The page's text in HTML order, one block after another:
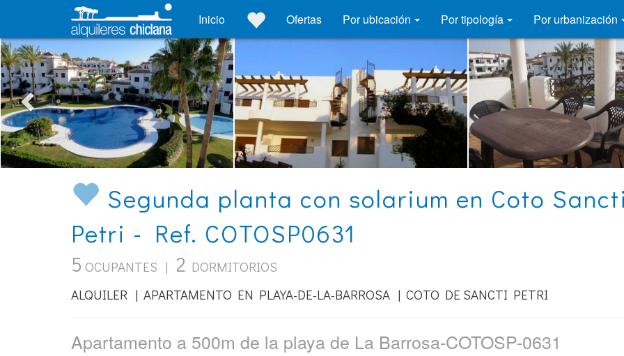
Inicio Ofertas Por ubicación Por tipología Por urbanización
Segunda planta con solarium en Coto Sancti
Petri - Ref. COTOSP0631
5 OCUPANTES | 2 DORMITORIOS
ALQUILER | APARTAMENTO EN PLAYA-DE-LA-BARROSA | COTO DE SANCTI PETRI
Apartamento a 500m de la playa de La Barrosa-COTOSP-0631